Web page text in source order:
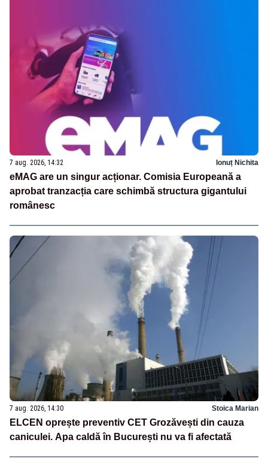
7 aug. 2026, 14:32 Ionuț Nichita
eMAG are un singur acționar. Comisia Europeană a
aprobat tranzacția care schimbă structura gigantului
românesc
7 aug. 2026, 14:30 Stoica Marian
ELCEN oprește preventiv CET Grozăvești din cauza
caniculei. Apa caldă în București nu va fi afectată